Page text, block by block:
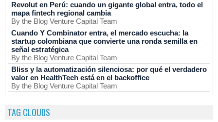
Revolut en Perú: cuando un gigante global entra, todo el
mapa fintech regional cambia
By the Blog Venture Capital Team
Cuando Y Combinator entra, el mercado escucha: la
startup colombiana que convierte una ronda semilla en
señal estratégica
By the Blog Venture Capital Team
Bliss y la automatización silenciosa: por qué el verdadero
valor en HealthTech está en el backoffice
By the Blog Venture Capital Team
TAG CLOUDS